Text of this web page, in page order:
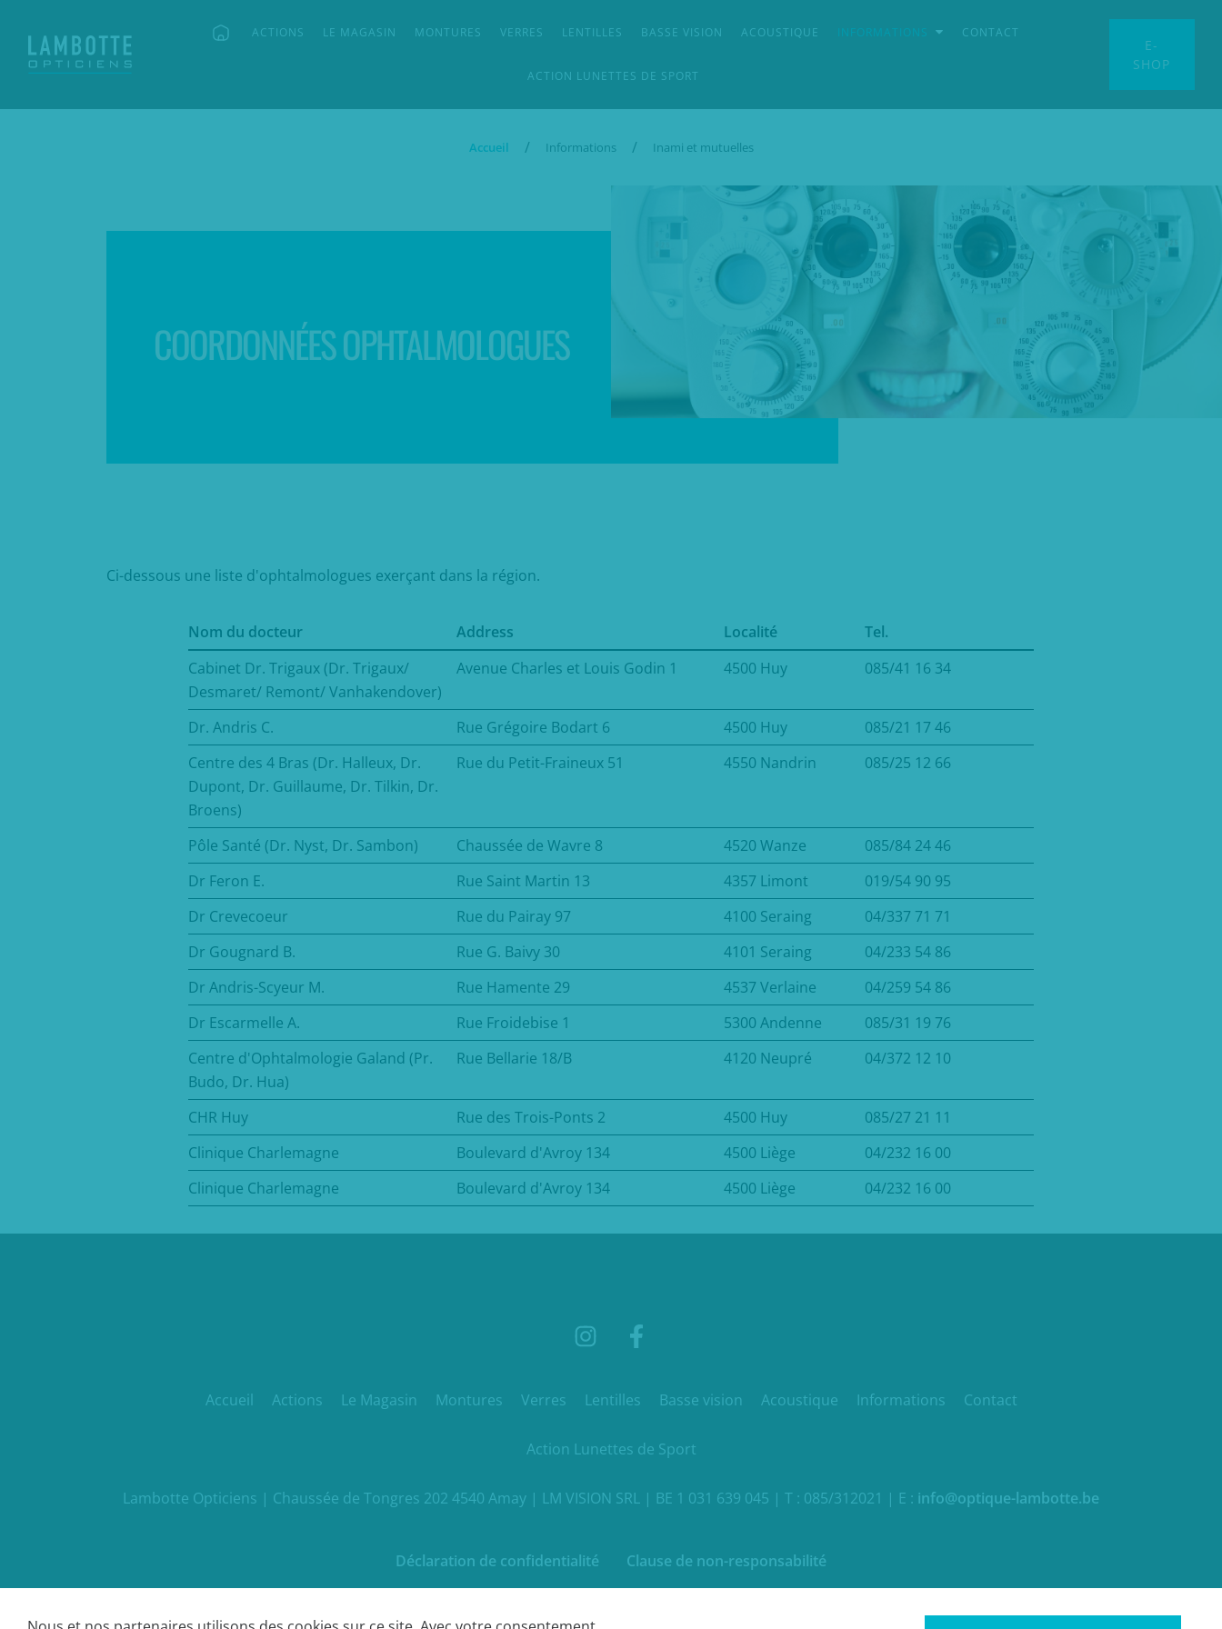
ACTIONS LE MAGASIN MONTURES VERRES LENTILLES BASSE VISION ACOUSTIQUE INFORMATIONS CONTACT
ACTION LUNETTES DE SPORT
E-
SHOP
Accueil / Informations / Inami et mutuelles
COORDONNÉES OPHTALMOLOGUES
Ci-dessous une liste d'ophtalmologues exerçant dans la région.
Nom du docteur Address Localité
Tel.
Cabinet Dr. Trigaux (Dr. Trigaux/
Desmaret/ Remont/ Vanhakendover)
Avenue Charles et Louis Godin 1 4500 Huy 085/41 16 34
Dr. Andris C. Rue Grégoire Bodart 6 4500 Huy
085/21 17 46
Centre des 4 Bras (Dr. Halleux, Dr.
Dupont, Dr. Guillaume, Dr. Tilkin, Dr.
Broens)
Rue du Petit-Fraineux 51 4550 Nandrin 085/25 12 66
Pôle Santé (Dr. Nyst, Dr. Sambon) Chaussée de Wavre 8 4520 Wanze
085/84 24 46
Dr Feron E.
Rue Saint Martin 13 4357 Limont
019/54 90 95
Dr Crevecoeur
Rue du Pairay 97 4100 Seraing
04/337 71 71
Dr Gougnard B.
Rue G. Baivy 30 4101 Seraing
04/233 54 86
Dr Andris-Scyeur M.
Rue Hamente 29 4537 Verlaine
04/259 54 86
Dr Escarmelle A.
Rue Froidebise 1 5300 Andenne
085/31 19 76
Centre d'Ophtalmologie Galand (Pr.
Budo, Dr. Hua)
Rue Bellarie 18/B 4120 Neupré 04/372 12 10
CHR Huy Rue des Trois-Ponts 2 4500 Huy
085/27 21 11
Clinique Charlemagne
Boulevard d'Avroy 134 4500 Liège
04/232 16 00
Clinique Charlemagne
Boulevard d'Avroy 134 4500 Liège 04/232 16 00
Accueil Actions Le Magasin Montures Verres Lentilles Basse vision Acoustique Informations Contact
Action Lunettes de Sport
Déclaration de confidentialité Clause de non-responsabilité
Lambotte Opticiens | Chaussée de Tongres 202 4540 Amay | LM VISION SRL | BE 1 031 639 045 | T : 085/312021 | E : info@optique-lambotte.be